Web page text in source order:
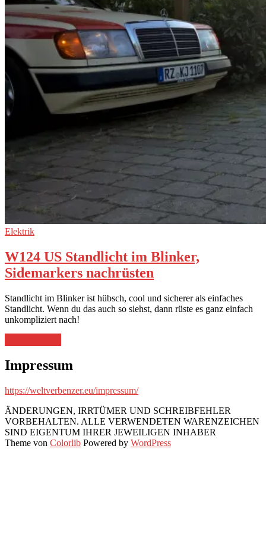
Elektrik
W124 US Standlicht im Blinker,
Sidemarkers nachrüsten
Standlicht im Blinker ist hübsch, cool und sicherer als einfaches
Standlicht. Wenn du das auch so siehst, dann rüste es ganz einfach
unkompliziert nach!
Standlicht
im
Sidemarkers
nachrüsten“
Impressum
https://weltverbenzer.eu/impressum/
ÄNDERUNGEN, IRRTÜMER UND SCHREIBFEHLER
VORBEHALTEN. ALLE VERWENDETEN WARENZEICHEN
SIND EIGENTUM IHRER JEWEILIGEN INHABER
Theme von Colorlib Powered by WordPress